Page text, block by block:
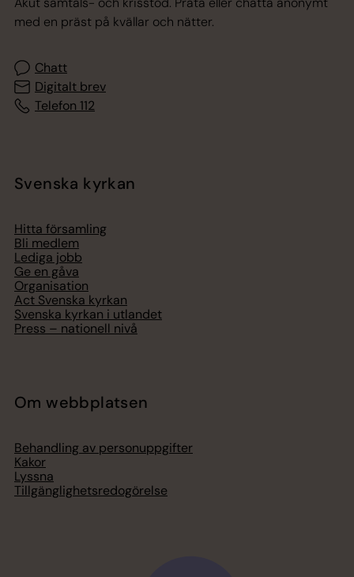
med en präst på kvällar och nätter.
Chatt
Digitalt brev
Telefon 112
Svenska kyrkan
Hitta församling
Bli medlem
Lediga jobb
Ge en gåva
Organisation
Act Svenska kyrkan
Svenska kyrkan i utlandet
Press – nationell nivå
Om webbplatsen
Behandling av personuppgifter
Kakor
Lyssna
Tillgänglighetsredogörelse